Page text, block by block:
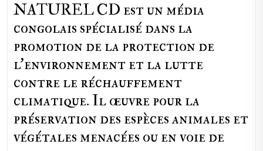
NATUREL CD est un média
congolais spécialisé dans la
promotion de la protection de
l’environnement et la lutte
contre le réchauffement
climatique. Il œuvre pour la
préservation des espèces animales et
végétales menacées ou en voie de